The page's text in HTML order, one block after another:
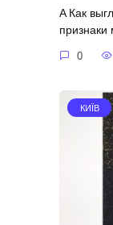
A Как
признаки
0
КИЇВ